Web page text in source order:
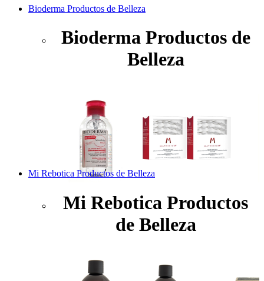
Bioderma Productos de Belleza
Bioderma Productos de
Belleza
Mi Rebotica Productos de Belleza
Mi Rebotica Productos
de Belleza